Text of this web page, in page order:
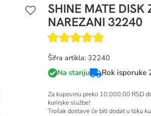
SHINE MATE
NAREZANI 32240
Šifra artikla: 32240
Na stanju
Rok isporuke
Za kupovinu preko 10.000,00 RSD
kurirske službe!
Trošak dostave će biti dodat u toku